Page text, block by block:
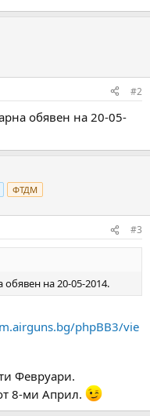
#2
обявен на 20-05-
ФТДМ
#3
на 20-05-2014.
phpBB3/vie
Февруари.
8-ми Април.